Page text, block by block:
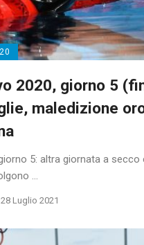
2020, giorno 5
maledizione
5: altra giornata a secco
...
28 Luglio 2021